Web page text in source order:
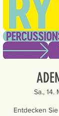
Sa., 14.
Entdecken